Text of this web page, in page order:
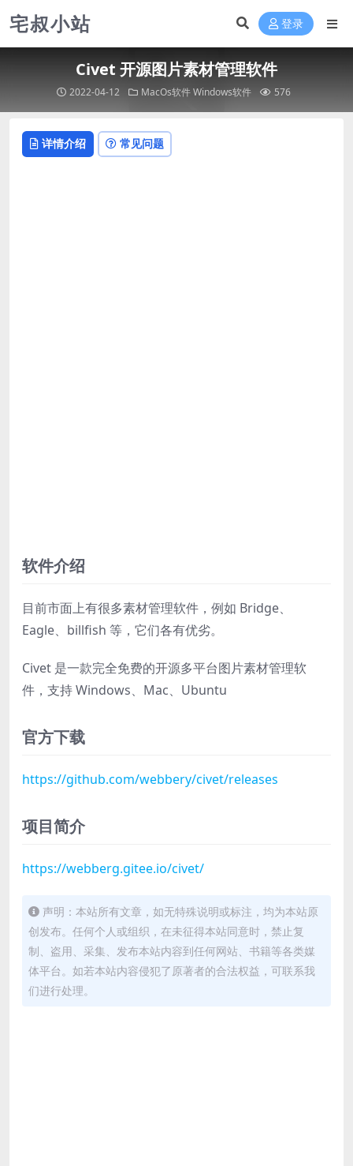
宅叔小站 登录
Civet 开源图片素材管理软件
2022-04-12 MacOs软件 Windows软件 576
详情介绍 常见问题
软件介绍
目前市面上有很多素材管理软件，例如 Bridge、
Eagle、billfish 等，它们各有优劣。
Civet 是一款完全免费的开源多平台图片素材管理软
件，支持 Windows、Mac、Ubuntu
官方下载
https://github.com/webbery/civet/releases
项目简介
https://webberg.gitee.io/civet/
声明：本站所有文章，如无特殊说明或标注，均为本站原
创发布。任何个人或组织，在未征得本站同意时，禁止复
制、盗用、采集、发布本站内容到任何网站、书籍等各类媒
体平台。如若本站内容侵犯了原著者的合法权益，可联系我
们进行处理。